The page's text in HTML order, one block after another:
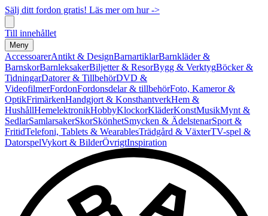
Sälj ditt fordon gratis! Läs mer om hur ->
Till innehållet
Meny
AccessoarerAntikt & DesignBarnartiklarBarnkläder &
BarnskorBarnleksakerBiljetter & ResorBygg & VerktygBöcker &
TidningarDatorer & TillbehörDVD &
VideofilmerFordonFordonsdelar & tillbehörFoto, Kameror &
OptikFrimärkenHandgjort & KonsthantverkHem &
HushållHemelektronikHobbyKlockorKläderKonstMusikMynt &
SedlarSamlarsakerSkorSkönhetSmycken & ÄdelstenarSport &
FritidTelefoni, Tablets & WearablesTrädgård & VäxterTV-spel &
DatorspelVykort & BilderÖvrigtInspiration